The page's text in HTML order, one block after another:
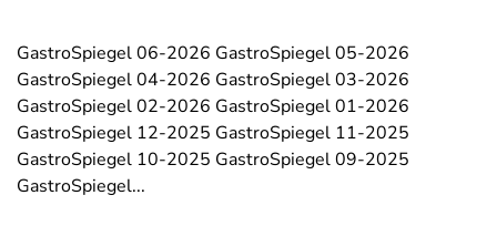
GastroSpiegel 06-2026 GastroSpiegel 05-2026
GastroSpiegel 04-2026 GastroSpiegel 03-2026
GastroSpiegel 02-2026 GastroSpiegel 01-2026
GastroSpiegel 12-2025 GastroSpiegel 11-2025
GastroSpiegel 10-2025 GastroSpiegel 09-2025
GastroSpiegel...